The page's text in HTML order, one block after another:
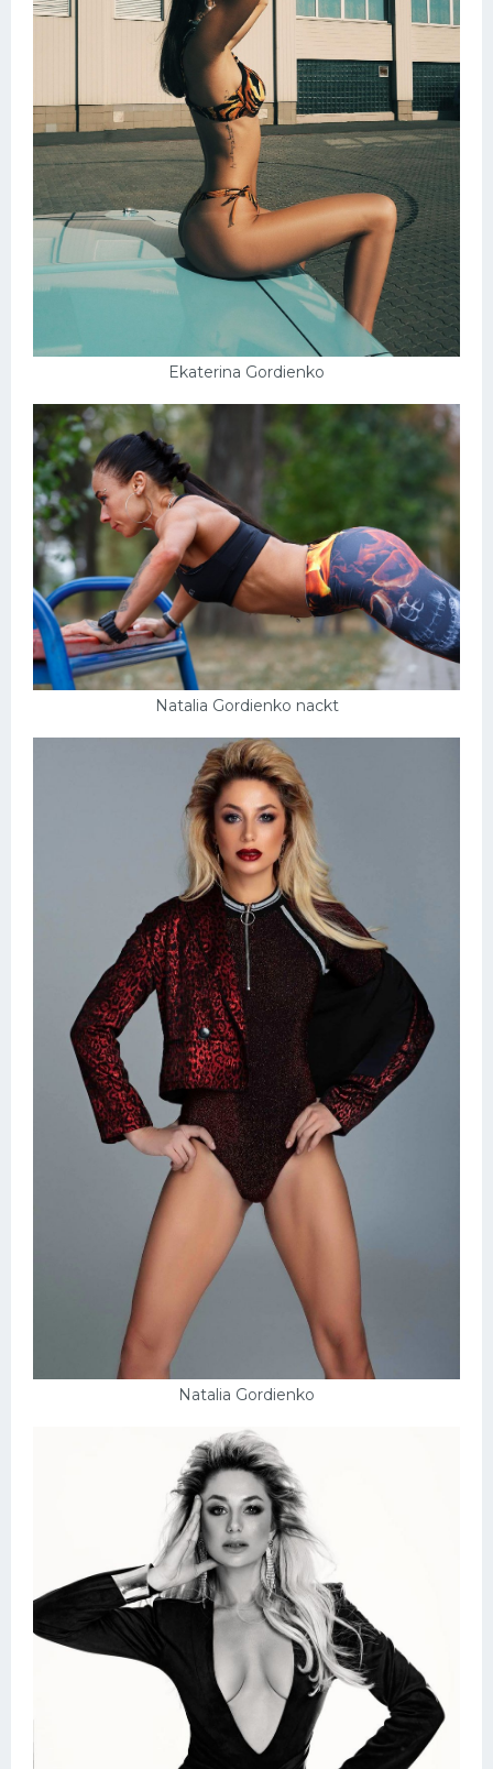
Ekaterina Gordienko
Natalia Gordienko nackt
Natalia Gordienko